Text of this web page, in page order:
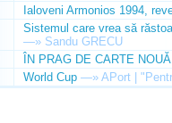
Ialoveni Armonios 1994,
Sistemul care vrea să
—» Sandu GRECU
ÎN PRAG DE CARTE NOUĂ
World Cup —» APort |